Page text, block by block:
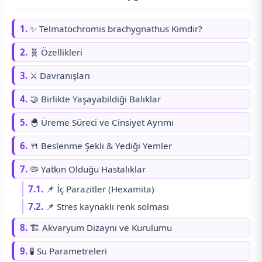
1. ✨ Telmatochromis brachygnathus Kimdir?
2. 🧬 Özellikleri
3. ⚔️ Davranışları
4. 🤝 Birlikte Yaşayabildiği Balıklar
5. 🐣 Üreme Süreci ve Cinsiyet Ayrımı
6. 🍴 Beslenme Şekli & Yediği Yemler
7. 🦠 Yatkın Olduğu Hastalıklar
7.1. 📌 İç Parazitler (Hexamita)
7.2. 📌 Stres kaynaklı renk solması
8. 🏗️ Akvaryum Dizaynı ve Kurulumu
9. 🧪 Su Parametreleri